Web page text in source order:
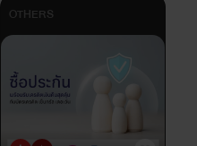
OTHERS